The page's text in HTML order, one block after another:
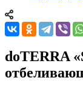
doTERRA